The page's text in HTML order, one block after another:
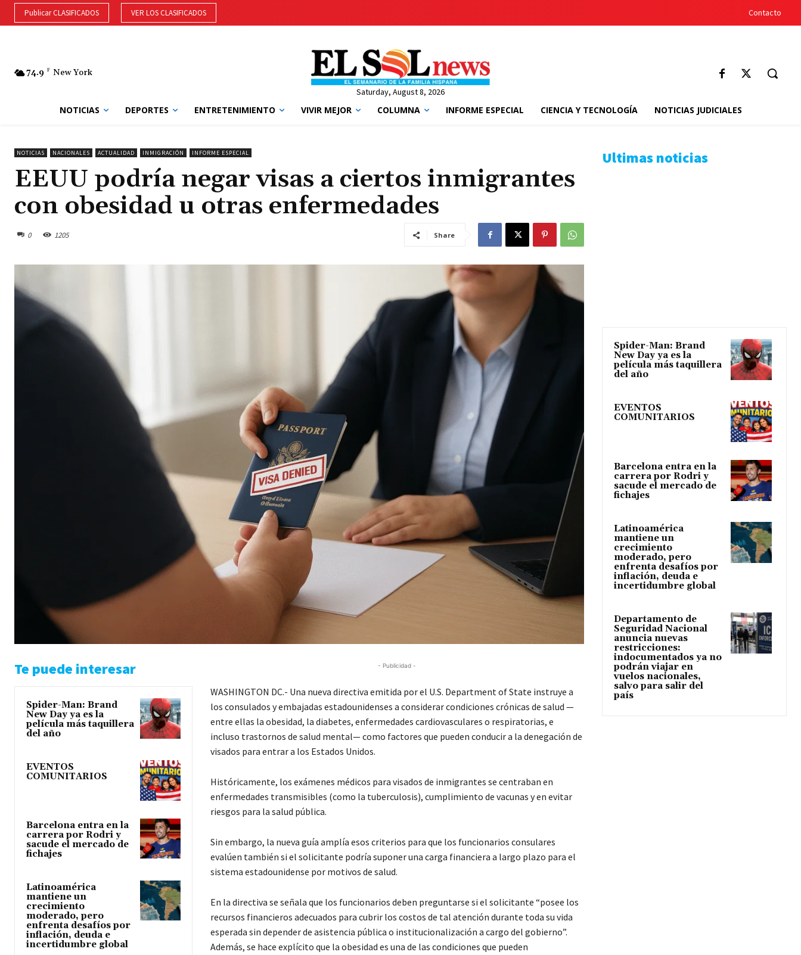
Publicar CLASIFICADOS VER LOS CLASIFICADOS Contacto
74.9 F New York
Saturday, August 8, 2026
NOTICIAS DEPORTES ENTRETENIMIENTO VIVIR MEJOR COLUMNA INFORME ESPECIAL CIENCIA Y TECNOLOGÍA NOTICIAS JUDICIALES
NOTICIAS NACIONALES ACTUALIDAD INMIGRACIÓN INFORME ESPECIAL
EEUU podría negar visas a ciertos inmigrantes
con obesidad u otras enfermedades
0 1205 Share
Te puede interesar
Spider-Man: Brand
New Day ya es la
película más taquillera
del año
EVENTOS
COMUNITARIOS
Barcelona entra en la
carrera por Rodri y
sacude el mercado de
fichajes
Latinoamérica
mantiene un
crecimiento
moderado, pero
enfrenta desafíos por
inflación, deuda e
incertidumbre global
- Publicidad -
WASHINGTON DC.- Una nueva directiva emitida por el U.S. Department of State instruye a
los consulados y embajadas estadounidenses a considerar condiciones crónicas de salud —
entre ellas la obesidad, la diabetes, enfermedades cardiovasculares o respiratorias, e
incluso trastornos de salud mental— como factores que pueden conducir a la denegación de
visados para entrar a los Estados Unidos.
Históricamente, los exámenes médicos para visados de inmigrantes se centraban en
enfermedades transmisibles (como la tuberculosis), cumplimiento de vacunas y en evitar
riesgos para la salud pública.
Sin embargo, la nueva guía amplía esos criterios para que los funcionarios consulares
evalúen también si el solicitante podría suponer una carga financiera a largo plazo para el
sistema estadounidense por motivos de salud.
En la directiva se señala que los funcionarios deben preguntarse si el solicitante “posee los
recursos financieros adecuados para cubrir los costos de tal atención durante toda su vida
esperada sin depender de asistencia pública o institucionalización a cargo del gobierno”.
Además, se hace explícito que la obesidad es una de las condiciones que pueden
Ultimas noticias
Spider-Man: Brand
New Day ya es la
película más taquillera
del año
EVENTOS
COMUNITARIOS
Barcelona entra en la
carrera por Rodri y
sacude el mercado de
fichajes
Latinoamérica
mantiene un
crecimiento
moderado, pero
enfrenta desafíos por
inflación, deuda e
incertidumbre global
Departamento de
Seguridad Nacional
anuncia nuevas
restricciones:
indocumentados ya no
podrán viajar en
vuelos nacionales,
salvo para salir del
país